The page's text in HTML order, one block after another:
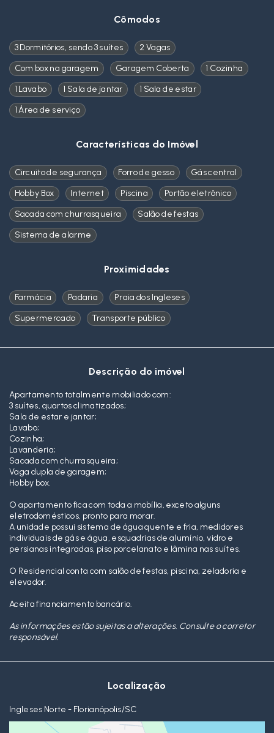
Cômodos
3 Dormitórios, sendo 3 suítes
2 Vagas
Com box na garagem
Garagem Coberta
1 Cozinha
1 Lavabo
1 Sala de jantar
1 Sala de estar
1 Área de serviço
Características do Imóvel
Circuito de segurança Forro de gesso
Gás central
Hobby Box
Internet Piscina
Portão eletrônico
Sacada com churrasqueira
Salão de festas
Sistema de alarme
Proximidades
Farmácia Padaria
Praia dos Ingleses
Supermercado
Transporte público
Descrição do imóvel
Apartamento totalmente mobiliado com:
3 suítes, quartos climatizados;
Sala de estar e jantar;
Lavabo;
Cozinha;
Lavanderia;
Sacada com churrasqueira;
Vaga dupla de garagem;
Hobby box.
O apartamento fica com toda a mobília, exceto alguns
eletrodomésticos, pronto para morar.
A unidade possui sistema de água quente e fria, medidores
individuais de gás e água, esquadrias de alumínio, vidro e
persianas integradas, piso porcelanato e lâmina nas suítes.
O Residencial conta com salão de festas, piscina, zeladoria e
elevador.
Aceita financiamento bancário.
As informações estão sujeitas a alterações. Consulte o corretor
responsável.
Localização
Ingleses Norte - Florianópolis/SC